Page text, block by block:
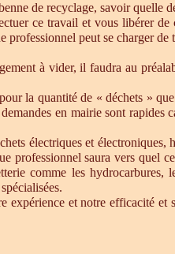
de recyclage, savoir quelle
ce travail et vous libérer de
peut se charger de
à vider, il faudra au
la quantité de « déchets »
en mairie sont rapides
électriques et électroniques,
professionnel saura vers quel
comme les hydrocarbures,
expérience et notre efficacité et